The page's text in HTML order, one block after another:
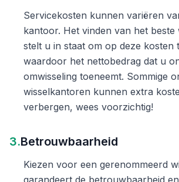
Servicekosten kunnen variëren
kantoor. Het vinden van het beste
stelt u in staat om op deze kosten
waardoor het nettobedrag dat u
omwisseling toeneemt. Sommige
wisselkantoren kunnen extra
verbergen, wees voorzichtig!
3.Betrouwbaarheid
Kiezen voor een gerenommeerd
garandeert de betrouwbaarheid